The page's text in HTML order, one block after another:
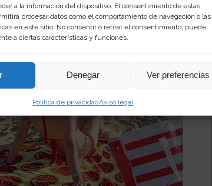
a la información del dispositivo. El consentimiento de estas
procesar datos como el comportamiento de navegación o las
en este sitio. No consentir o retirar el consentimiento, puede
a ciertas características y funciones.
Denegar Ver preferencias
Política de privacidadAviso legal